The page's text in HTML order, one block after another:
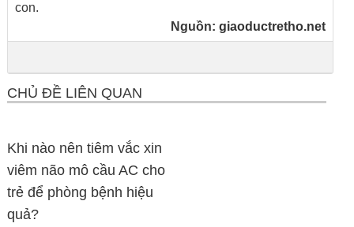
con.
Nguồn: giaoductretho.net
CHỦ ĐỀ LIÊN QUAN
Khi nào nên tiêm vắc xin
viêm não mô cầu AC cho
trẻ để phòng bệnh hiệu
quả?